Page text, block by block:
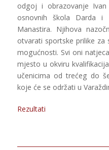
odgoj i obrazovanje
osnovnih škola Darda
Manastira. Njihova
otvarati sportske prilike za
mogućnosti. Svi oni
mjesto u okviru
učenicima od trećeg do
koje će se održati u
Rezultati